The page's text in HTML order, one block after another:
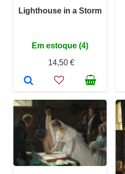
Lighthouse in a Storm
Em estoque (4)
14,50 €